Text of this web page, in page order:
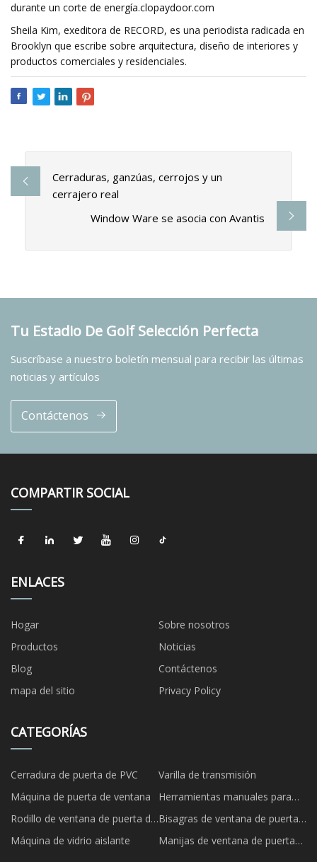
durante un corte de energía.clopaydoor.com
Sheila Kim, exeditora de RECORD, es una periodista radicada en
Brooklyn que escribe sobre arquitectura, diseño de interiores y
productos comerciales y residenciales.
Cerraduras, ganzúas, cerrojos y un
cerrajero real
Window Ware se asocia con Avantis
Tu Estadio De Golf Selección Perfecta
Suscríbase a nuestro boletín mensual para recibir las últimas
noticias y artículos
Contáctenos
COMPARTIR SOCIAL
ENLACES
Hogar
Sobre nosotros
Productos
Noticias
Blog
Contáctenos
mapa del sitio
Privacy Policy
CATEGORÍAS
Cerradura de puerta de PVC
Varilla de transmisión
Máquina de puerta de ventana
Herramientas manuales para
puertas y ventanas
Rodillo de ventana de puerta de
UPVC
Bisagras de ventana de puerta
de UPVC
Máquina de vidrio aislante
Manijas de ventana de puerta